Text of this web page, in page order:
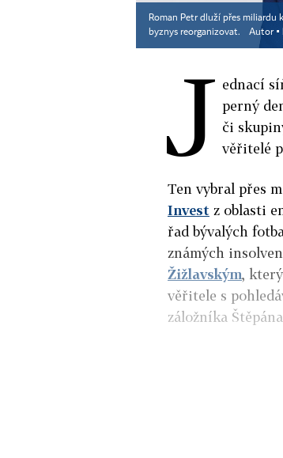
Roman Petr dluží přes
byznys reorganizovat.
Autor ▪
J ednací
perný
či
věřitelé
Ten vybral přes
Invest z oblasti
řad bývalých
známých
Žižlavským,
věřitele s
záložníka